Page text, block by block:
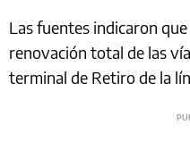
Las fuentes indicaron
renovación total de las
terminal de Retiro de la